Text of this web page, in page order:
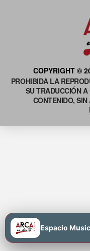
COPYRIGHT ©
PROHIBIDA LA
SU TRADUCCIÓN
CONTENIDO,
Espacio